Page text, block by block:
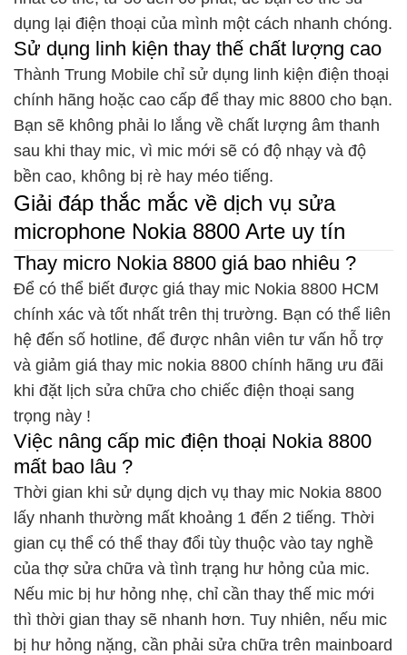
dụng lại điện thoại của mình một cách nhanh chóng.
Sử dụng linh kiện thay thế chất lượng cao
Thành Trung Mobile chỉ sử dụng linh kiện điện thoại
chính hãng hoặc cao cấp để thay mic 8800 cho bạn.
Bạn sẽ không phải lo lắng về chất lượng âm thanh
sau khi thay mic, vì mic mới sẽ có độ nhạy và độ
bền cao, không bị rè hay méo tiếng.
Giải đáp thắc mắc về dịch vụ sửa
microphone Nokia 8800 Arte uy tín
Thay micro Nokia 8800 giá bao nhiêu ?
Để có thể biết được giá thay mic Nokia 8800 HCM
chính xác và tốt nhất trên thị trường. Bạn có thể liên
hệ đến số hotline, để được nhân viên tư vấn hỗ trợ
và giảm giá thay mic nokia 8800 chính hãng ưu đãi
khi đặt lịch sửa chữa cho chiếc điện thoại sang
trọng này !
Việc nâng cấp mic điện thoại Nokia 8800
mất bao lâu ?
Thời gian khi sử dụng dịch vụ thay mic Nokia 8800
lấy nhanh thường mất khoảng 1 đến 2 tiếng. Thời
gian cụ thể có thể thay đổi tùy thuộc vào tay nghề
của thợ sửa chữa và tình trạng hư hỏng của mic.
Nếu mic bị hư hỏng nhẹ, chỉ cần thay thế mic mới
thì thời gian thay sẽ nhanh hơn. Tuy nhiên, nếu mic
bị hư hỏng nặng, cần phải sửa chữa trên mainboard